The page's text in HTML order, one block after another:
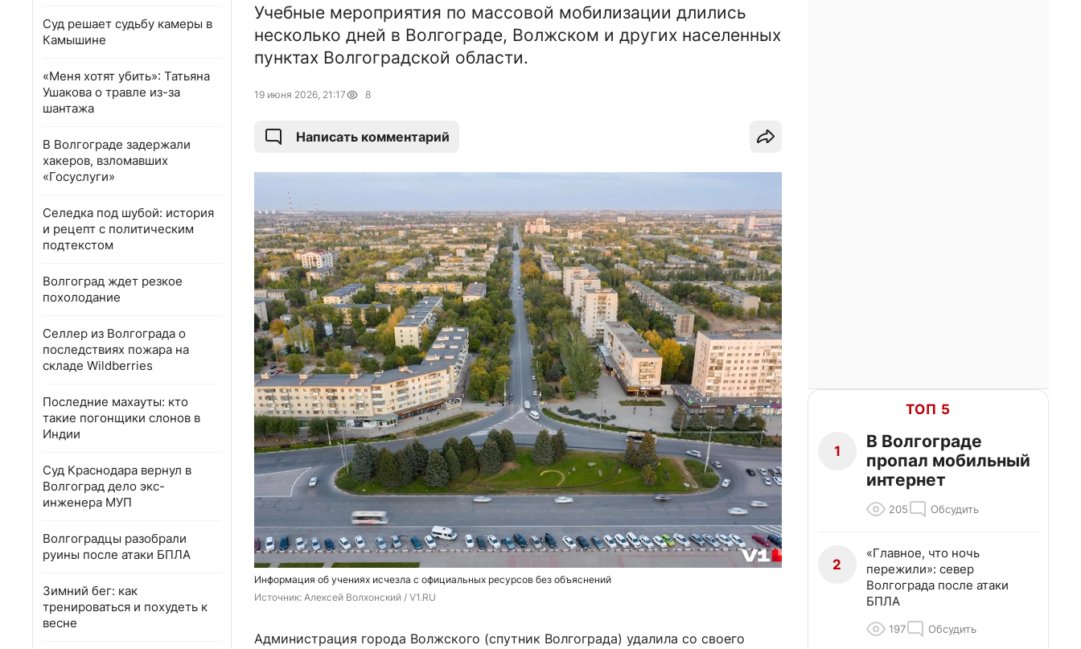
Суд решает судьбу камеры в
Камышине
«Меня хотят убить»: Татьяна
Ушакова о травле из-за
шантажа
В Волгограде задержали
хакеров, взломавших
«Госуслуги»
Селедка под шубой: история
и рецепт с политическим
подтекстом
Волгоград ждет резкое
похолодание
Селлер из Волгограда о
последствиях пожара на
складе Wildberries
Последние махауты: кто
такие погонщики слонов в
Индии
Суд Краснодара вернул в
Волгоград дело экс-
инженера МУП
Волгоградцы разобрали
руины после атаки БПЛА
Зимний бег: как
тренироваться и похудеть к
весне
Учебные мероприятия по массовой мобилизации длились
несколько дней в Волгограде, Волжском и других населенных
пунктах Волгоградской области.
19 июня 2026, 21:17 8
Написать комментарий
Информация об учениях исчезла с официальных ресурсов без объяснений
Источник: Алексей Волхонский / V1.RU
Администрация города Волжского (спутник Волгограда) удалила со своего
ТОП 5
1
В Волгограде
пропал мобильный
интернет
205 Обсудить
2
«Главное, что ночь
пережили»: север
Волгограда после атаки
БПЛА
197 Обсудить